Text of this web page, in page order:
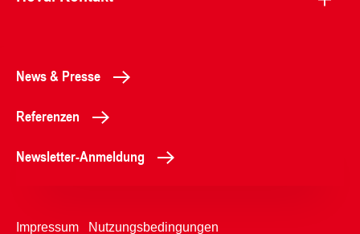
News & Presse
Referenzen
Newsletter-Anmeldung
Impressum Nutzungsbedingungen